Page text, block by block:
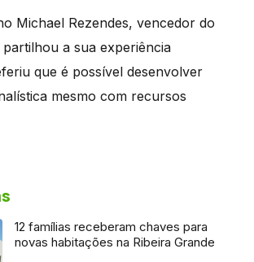
Michael Rezendes, vencedor do
a sua experiência
que é possível desenvolver
mesmo com recursos
12 famílias receberam chaves para
novas habitações na Ribeira Grande